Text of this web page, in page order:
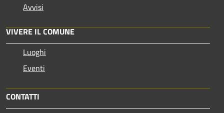
Avvisi
VIVERE IL COMUNE
Luoghi
Eventi
CONTATTI